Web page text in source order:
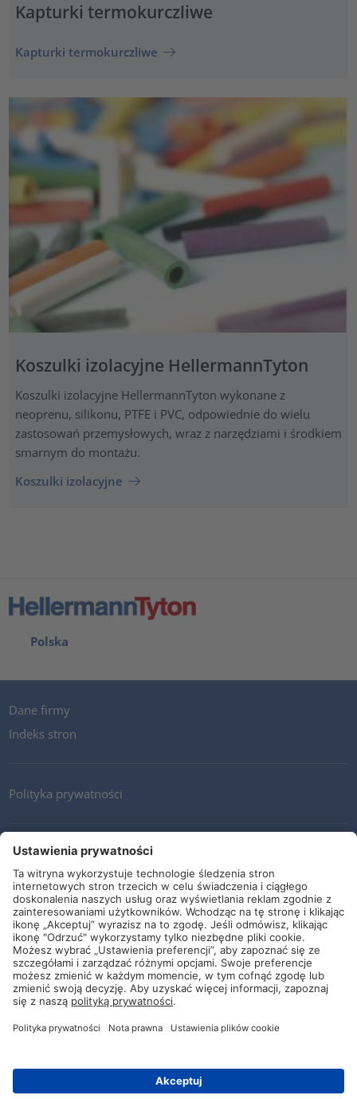
Kapturki termokurczliwe
Kapturki termokurczliwe
Koszulki izolacyjne HellermannTyton
Koszulki izolacyjne HellermannTyton wykonane z
neoprenu, silikonu, PTFE i PVC, odpowiednie do wielu
zastosowań przemysłowych, wraz z narzędziami i środkiem
smarnym do montażu.
Koszulki izolacyjne
Polska
Dane firmy
Indeks stron
Polityka prywatności
Kontakt
Newsletter
Ogólne warunki i dostawy
Wytyczne i zobowiązania
Media społecznościowe